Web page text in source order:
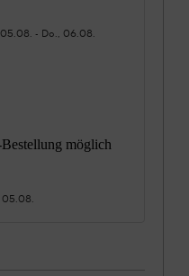
- Do., 06.08.
möglich
05.08.